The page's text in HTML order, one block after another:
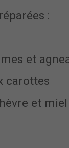
:
et
carottes
et miel